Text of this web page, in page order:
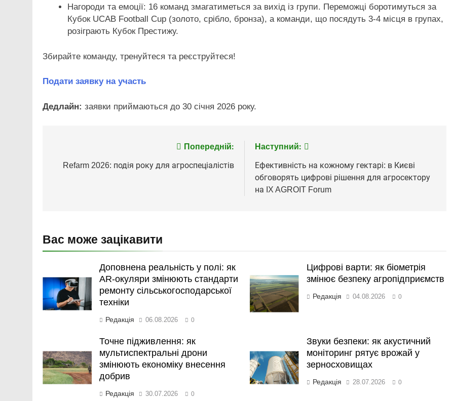
Нагороди та емоції: 16 команд змагатиметься за вихід із групи. Переможці боротимуться за
Кубок UCAB Football Cup (золото, срібло, бронза), а команди, що посядуть 3-4 місця в групах,
розіграють Кубок Престижу.
Збирайте команду, тренуйтеся та реєструйтеся!
Подати заявку на участь
Дедлайн: заявки приймаються до 30 січня 2026 року.
записів
Попередній:
Refarm 2026: подія року для агроспеціалістів
Наступний:
Ефективність на кожному гектарі: в Києві
обговорять цифрові рішення для агросектору
на IX AGROIT Forum
Вас може зацікавити
Доповнена реальність у полі: як
AR-окуляри змінюють стандарти
ремонту сільськогосподарської
техніки
Редакція 06.08.2026 0
Цифрові варти: як біометрія
змінює безпеку агропідприємств
Редакція 04.08.2026 0
Точне підживлення: як
мультиспектральні дрони
змінюють економіку внесення
добрив
Редакція 30.07.2026 0
Звуки безпеки: як акустичний
моніторинг рятує врожай у
зерносховищах
Редакція 28.07.2026 0